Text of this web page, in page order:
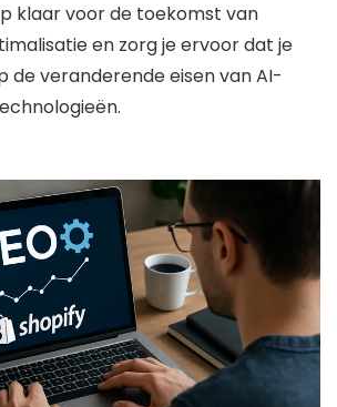
klaar voor de toekomst van
en zorg je ervoor dat je
de veranderende eisen van AI-